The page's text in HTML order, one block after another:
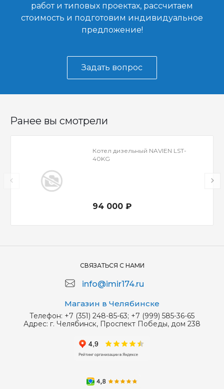
работ и типовых проектах, рассчитаем
стоимость и подготовим индивидуальное
предложение!
Задать вопрос
Ранее вы смотрели
Котел дизельный NAVIEN LST-
40KG
94 000 ₽
СВЯЗАТЬСЯ С НАМИ
info@imir174.ru
Магазин в Челябинске
Телефон: +7 (351) 248-85-63; +7 (999) 585-36-65
Адрес: г. Челябинск, Проспект Победы, дом 238